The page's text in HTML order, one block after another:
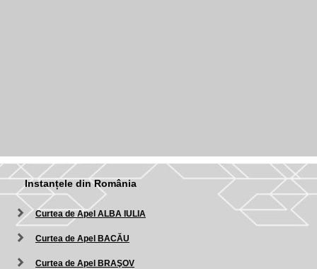
Instanțele din România
Curtea de Apel ALBA IULIA
Curtea de Apel BACĂU
Curtea de Apel BRAŞOV